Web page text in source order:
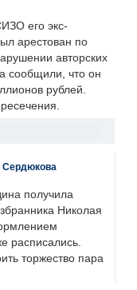
его экс-
арестован по
авторских
сообщили, что он
рублей.
Сердюкова
получила
Николая
расписались.
торжество пара